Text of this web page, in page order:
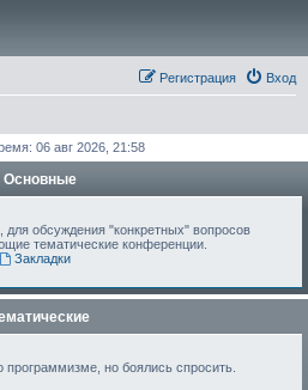
Вход
Регистрация
06 авг 2026, 21:58
Основные
обсуждения "конкретных" вопросов
тематические конференции.
Закладки
программизме, но боялись спросить.